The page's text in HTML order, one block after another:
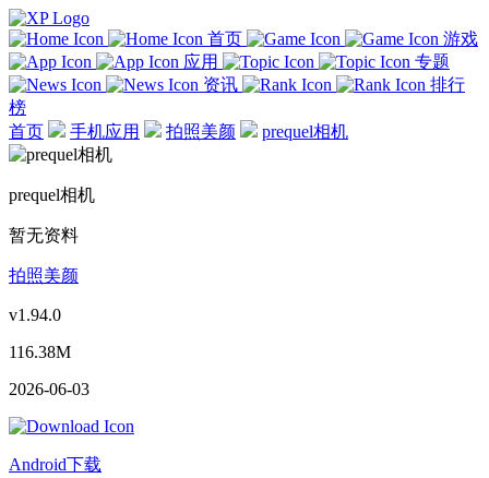
首页
游戏
应用
专题
资讯
排行
榜
首页
手机应用 拍照美颜 prequel相机
prequel相机
暂无资料
拍照美颜
v1.94.0
116.38M
2026-06-03
Android下载